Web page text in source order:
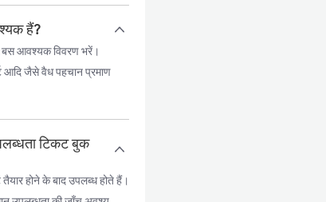
हैं?
बस आवश्यक विवरण भरें।
आदि जैसे वैध पहचान प्रमाण
टिकट बुक
होने के बाद उपलब्ध होते हैं।